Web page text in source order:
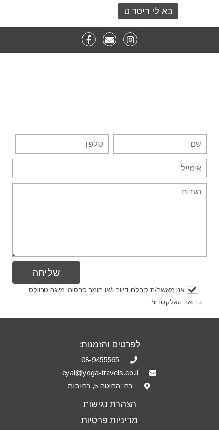
אני מאשר/ת קבלת דיוור ו/או חומר פרסומי מיוגה טרוולס
בדואר האלקטרוני
לפרטים והזמנות:
08-9455565
eyal@yoga-travels.co.il
רח' החיטה 5, רחובות
הצהרת נגישות
מדיניות פרטיות